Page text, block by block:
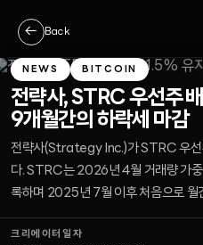
← Back
NEWS BITCOIN
전략사, STRC 우선주
9개월간의 하락세 마감
전략사(Strategy Inc.)가 STRC 우선
다. STRC는 2026년 4월 거래량 가
록하며 2025년 7월 이후 처음으로 월
크리에이터일자